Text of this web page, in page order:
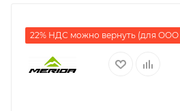
22% НДС можно вернуть (для